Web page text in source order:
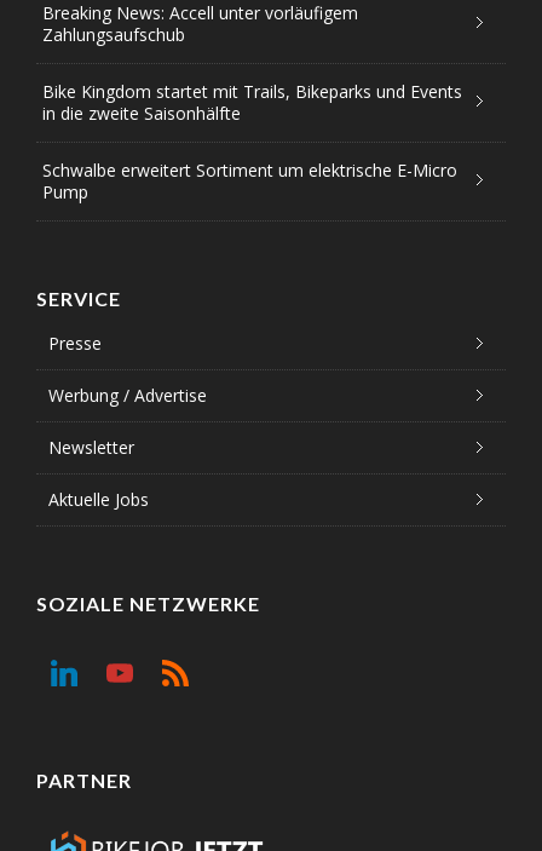
Breaking News: Accell unter vorläufigem
Zahlungsaufschub
Bike Kingdom startet mit Trails, Bikeparks und Events
in die zweite Saisonhälfte
Schwalbe erweitert Sortiment um elektrische E-Micro
Pump
SERVICE
Presse
Werbung / Advertise
Newsletter
Aktuelle Jobs
SOZIALE NETZWERKE
PARTNER